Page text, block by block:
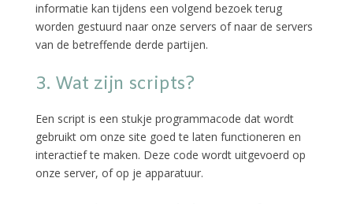
informatie kan tijdens een volgend bezoek terug
worden gestuurd naar onze servers of naar de servers
van de betreffende derde partijen.
3. Wat zijn scripts?
Een script is een stukje programmacode dat wordt
gebruikt om onze site goed te laten functioneren en
interactief te maken. Deze code wordt uitgevoerd op
onze server, of op je apparatuur.